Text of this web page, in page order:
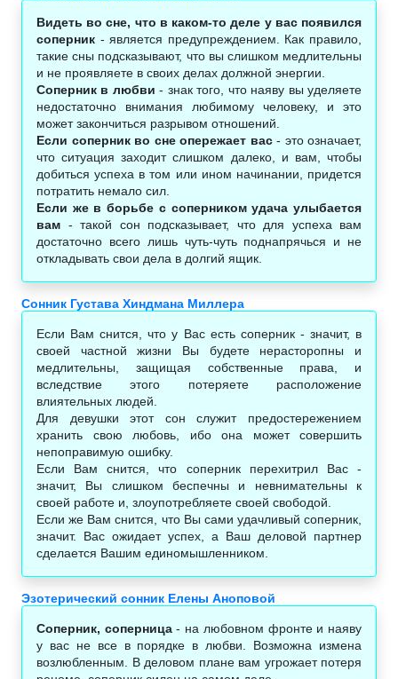
Видеть во сне, что в каком-то деле у вас появился
соперник - является предупреждением. Как правило,
такие сны подсказывают, что вы слишком медлительны
и не проявляете в своих делах должной энергии.
Соперник в любви - знак того, что наяву вы уделяете
недостаточно внимания любимому человеку, и это
может закончиться разрывом отношений.
Если соперник во сне опережает вас- это означает,
что ситуация заходит слишком далеко, и вам, чтобы
добиться успеха в том или ином начинании, придется
потратить немало сил.
Если же в борьбе с соперником удача улыбается
вам - такой сон подсказывает, что для успеха вам
достаточно всего лишь чуть-чуть поднапрячься и не
откладывать свои дела в долгий ящик.
Сонник Густава Хиндмана Миллера
Если Вам снится, что у Вас есть соперник - значит, в
своей частной жизни Вы будете нерасторопны и
медлительны, защищая собственные права, и
вследствие этого потеряете расположение
влиятельных людей.
Для девушки этот сон служит предостережением
хранить свою любовь, ибо она может совершить
непоправимую ошибку.
Если Вам снится, что соперник перехитрил Вас -
значит, Вы слишком беспечны и невнимательны к
своей работе и, злоупотребляете своей свободой.
Если же Вам снится, что Вы сами удачливый соперник,
значит. Вас ожидает успех, а Ваш деловой партнер
сделается Вашим единомышленником.
Эзотерический сонник Елены Аноповой
Соперник, соперница- на любовном фронте и наяву
у вас не все в порядке в любви. Возможна измена
возлюбленным. В деловом плане вам угрожает потеря